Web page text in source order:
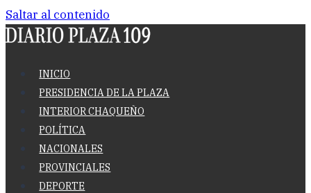
Saltar al contenido
INICIO
PRESIDENCIA DE LA PLAZA
INTERIOR CHAQUEÑO
POLÍTICA
NACIONALES
PROVINCIALES
DEPORTE